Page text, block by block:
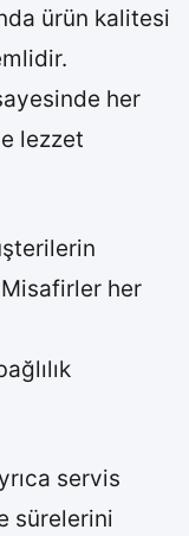
ürün kalitesi
her
lezzet
her
servis
sürelerini